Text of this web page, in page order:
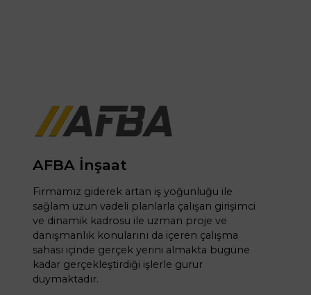
AFBA İnşaat
Firmamız giderek artan iş yoğunluğu ile
sağlam uzun vadeli planlarla çalışan girişimci
ve dinamik kadrosu ile uzman proje ve
danışmanlık konularını da içeren çalışma
sahası içinde gerçek yerini almakta bugüne
kadar gerçekleştirdiği işlerle gurur
duymaktadır.